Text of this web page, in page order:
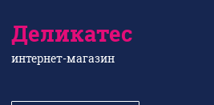
Деликатес
интернет-магазин